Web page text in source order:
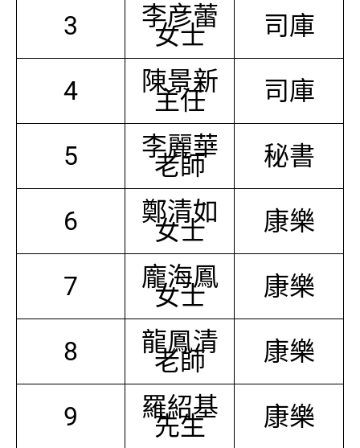
3 李彦蕾
女士 司庫
4 陳景新
主任 司庫
5 李麗華
老師 秘書
6 鄭清如
女士 康樂
7 龐海鳳
女士 康樂
8 龍鳳清
老師 康樂
9 羅紹基
先生 康樂